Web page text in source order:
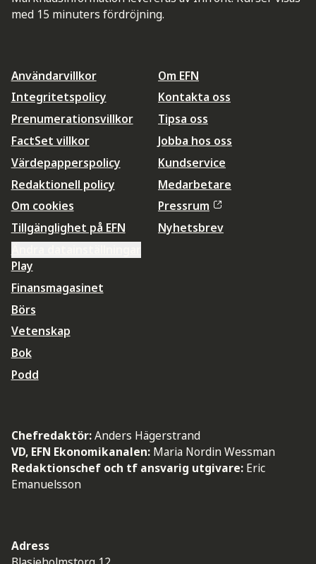
med 15 minuters fördröjning.
Användarvillkor
Integritetspolicy
Prenumerationsvillkor
FactSet villkor
Värdepapperspolicy
Redaktionell policy
Om cookies
Tillgänglighet på EFN
Om EFN
Kontakta oss
Tipsa oss
Jobba hos oss
Kundservice
Medarbetare
Pressrum
Nyhetsbrev
Play
Finansmagasinet
Börs
Vetenskap
Bok
Podd
Chefredaktör:Anders Hägerstrand
VD, EFN Ekonomikanalen: Maria Nordin Wessman
Redaktionschef och tf ansvarig utgivare: Eric
Emanuelsson
Adress